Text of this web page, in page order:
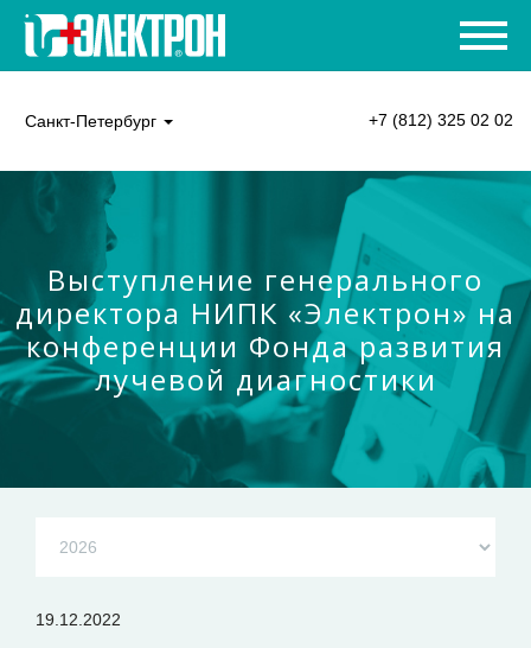
Санкт-Петербург +7 (812) 325 02 02
Выступление генерального
директора НИПК «Электрон» на
конференции Фонда развития
лучевой диагностики
19.12.2022